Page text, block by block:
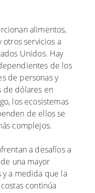
alimentos,
otros servicios a
Unidos. Hay
de los
de personas y
de dólares en
los ecosistemas
de ellos se
complejos.
a desafíos a
una mayor
a medida que la
continúa